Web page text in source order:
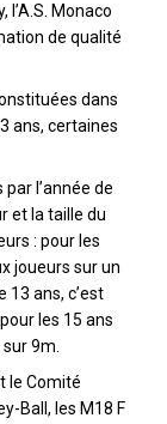
l’A.S. Monaco
de qualité
dans
ans, certaines
l’année de
et la taille du
: pour les
joueurs sur un
13 ans, c’est
les 15 ans
9m.
le Comité
Ball, les M18 F